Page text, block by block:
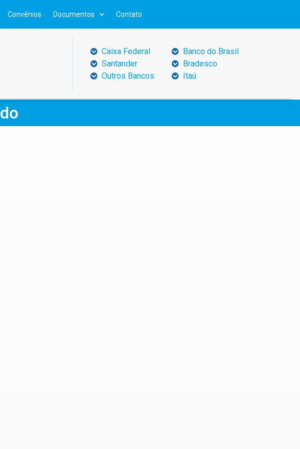
Convênios Documentos Contato
Caixa Federal
Santander
Outros Bancos
Banco do Brasil
Bradesco
Itaú